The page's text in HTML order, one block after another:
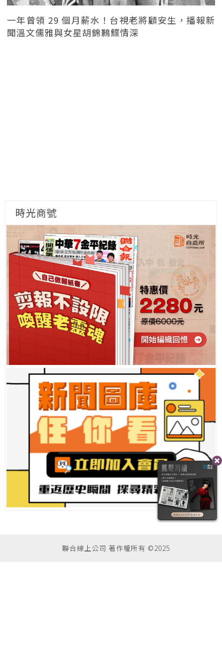
一年曾領 29 個月薪水！台視老將顧安生，播報新
聞溫文儒雅與女星胡錦鶼鰈情深
時光商號
聯合線上公司 著作權所有 ©2025